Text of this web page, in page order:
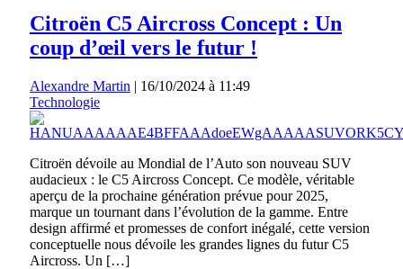
Citroën C5 Aircross Concept : Un
coup d’œil vers le futur !
Alexandre Martin | 16/10/2024 à 11:49
Technologie
Citroën dévoile au Mondial de l’Auto son nouveau SUV
audacieux : le C5 Aircross Concept. Ce modèle, véritable
aperçu de la prochaine génération prévue pour 2025,
marque un tournant dans l’évolution de la gamme. Entre
design affirmé et promesses de confort inégalé, cette version
conceptuelle nous dévoile les grandes lignes du futur C5
Aircross. Un […]